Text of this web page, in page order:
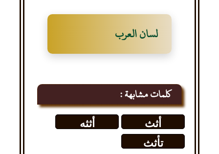
لسان العرب
كلمات مشابهة :
أثث
أثثه
تأثث